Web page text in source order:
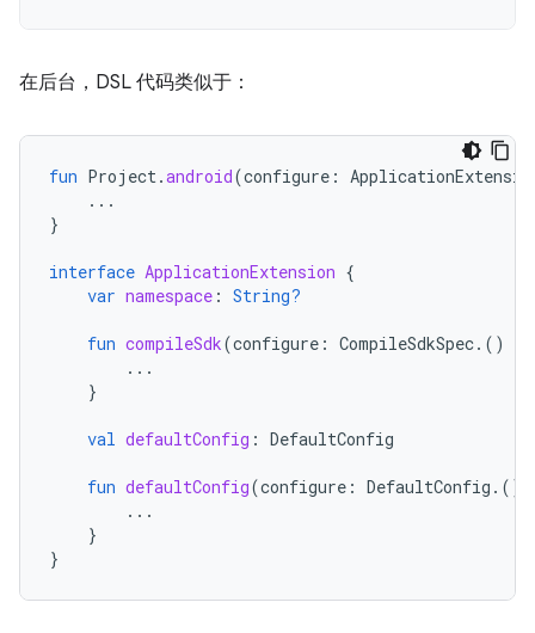
在后台，DSL 代码类似于：
fun Project.android(configure :
...
}
interface ApplicationExtension {
var namespace : String?
fun compileSdk(configure : CompileSdkSpec.()
...
}
val defaultConfig : DefaultConfig
fun defaultConfig(configure : DefaultConfig .()
...
}
}